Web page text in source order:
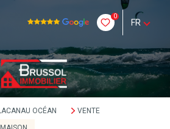
0
FR
OCÉAN
VENTE